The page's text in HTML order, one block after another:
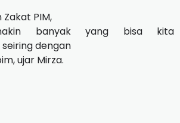
PIM,
banyak yang bisa kita
dengan
ujar Mirza.